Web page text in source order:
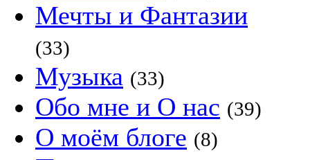
Мечты и Фантазии
(33)
Музыка (33)
Обо мне и О нас (39)
О моём блоге (8)